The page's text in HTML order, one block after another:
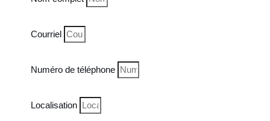
Courriel
Numéro de téléphone
Localisation